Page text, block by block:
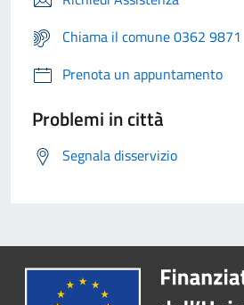
Chiama il comune 0362 9871
Prenota un appuntamento
Problemi in città
Segnala disservizio